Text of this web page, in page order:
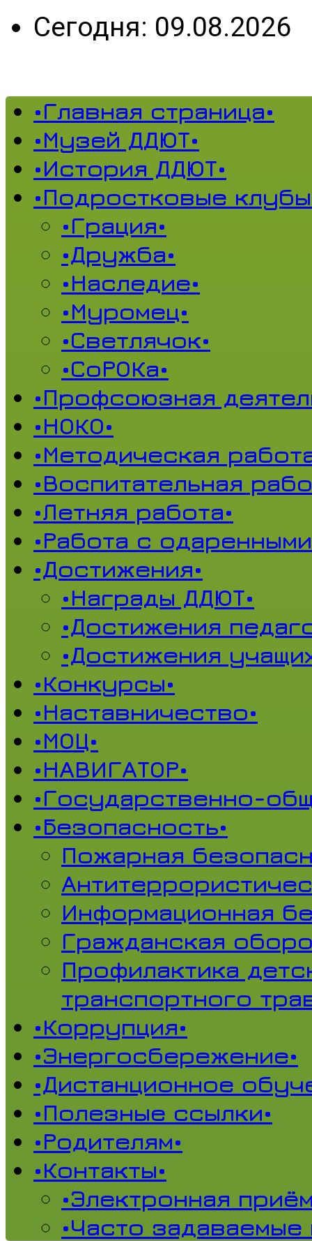
Сегодня: 09.08.2026
•Главная страница•
•Музей ДДЮТ•
•История ДДЮТ•
•Подростковые
•Грация•
•Дружба•
•Наследие•
•Муромец•
•Светлячок•
•СоРОКа•
•Профсоюзная
•НОКО•
•Методическая
•Воспитательная
•Летняя работа•
•Работа с
•Достижения•
•Награды ДДЮТ•
•Достижения
•Достижения
•Конкурсы•
•Наставничество•
•МОЦ•
•НАВИГАТОР•
•Государственно-
•Безопасность•
Пожарная
Информационная
Гражданская
Профилактика
транспортного
•Коррупция•
•Энергосбережение•
•Дистанционное
•Полезные ссылки•
•Родителям•
•Контакты•
•Электронная
•Часто